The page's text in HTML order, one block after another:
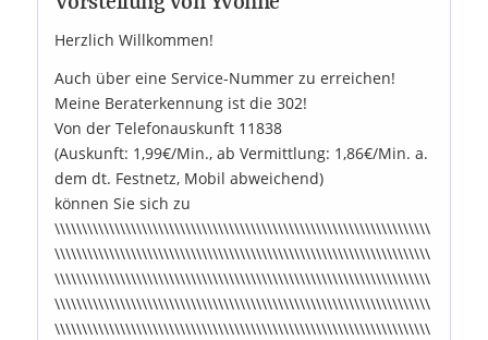
Herzlich Willkommen!
Auch über eine Service-Nummer zu erreichen!
Meine Beraterkennung ist die 302!
Von der Telefonauskunft 11838
(Auskunft: 1,99€/Min., ab Vermittlung: 1,86€/Min. a.
dem dt. Festnetz, Mobil abweichend)
können Sie sich zu
\\\\\\\\\\\\\\\\\\\\\\\\\\\\\\\\\\\\\\\\\\\\\\\\\\\\\\\\\\\\\\\\\\\\\
\\\\\\\\\\\\\\\\\\\\\\\\\\\\\\\\\\\\\\\\\\\\\\\\\\\\\\\\\\\\\\\\\\\\\
\\\\\\\\\\\\\\\\\\\\\\\\\\\\\\\\\\\\\\\\\\\\\\\\\\\\\\\\\\\\\\\\\\\\\
\\\\\\\\\\\\\\\\\\\\\\\\\\\\\\\\\\\\\\\\\\\\\\\\\\\\\\\\\\\\\\\\\\\\\
\\\\\\\\\\\\\\\\\\\\\\\\\\\\\\\\\\\\\\\\\\\\\\\\\\\\\\\\\\\\\\\\\\\\\